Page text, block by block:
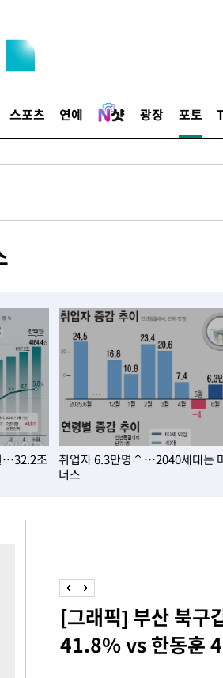
스포츠 연예 광장 포토
…32.2조
취업자 6.3만명↑…2040세대는
너스
[그래픽] 부산 북구
41.8% vs 한동훈